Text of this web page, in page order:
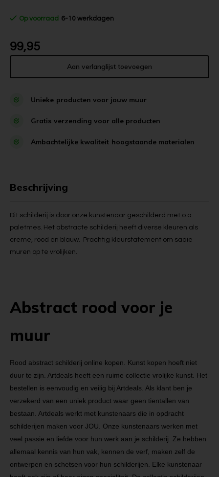
Op voorraad 6-10 werkdagen
99,95
Aan verlanglijst toevoegen
Unieke producten voor jouw muur
Gratis verzending voor alle producten
Ambachtelijke kwaliteit hoogstaande materialen
Beschrijving
Dit schilderij is door onze kunstenaar geschilderd met o.a
paletmes. Het abstracte schilderij heeft diverse kleuren als
creme, rood en blauw. Prachtig kleurstatement om saaie
muren op te vrolijken.
Abstract rood voor je
muur
Rood abstract schilderij online kopen. Kunst kopen hoeft niet
duur te zijn. Artdeals heeft een ruime collectie vrolijke kunst. Het
bestellen is eenvoudig en veilig bij Artdeals. Als klant ben je
verzekerd van een uniek product waar geen tientallen van
bestaan. Artdeals werkt met kunstenaars die in opdracht
schilderijen maken voor JOU. Onze kunstenaars werken met
veel passie en liefde voor hun werk aan je schilderij. Ze hebben
allemaal kennis van hun vak, kennen de verf, maken zelf de
ontwerpen en schetsen voor hun schilderijen. Elke kunstenaar